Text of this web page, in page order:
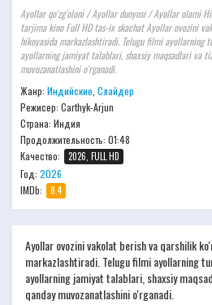
Ayollar qo'zg'oloni / Ayollar dunyosi / Ayollar olami
tarjima kino Full HD tas-ix skachat Ayollar ovozini
hikoyasida markazlashtiradi. Telugu filmi
ayollarning jamiyat talablari, shaxsiy maqsadlari va
muvozanatlashini o'rganadi.
Жанр: Индийские Слайдер
Режисер: Carthyk-Arjun
Страна: Индия
Продолжительность: 01:48
Качество:
2026, FULL HD
Год: 2026
IMDb:
8.4
Ayollar ovozini vakolat berish va qarshilik
markazlashtiradi. Telugu filmi ayollarning
ayollarning jamiyat talablari, shaxsiy
qanday muvozanatlashini o'rganadi.